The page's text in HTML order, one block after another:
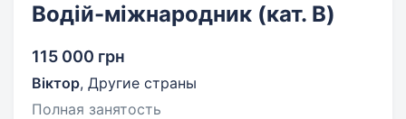
Водій-міжнародник (кат. B)
115 000 грн
Віктор, Другие страны
Полная занятость